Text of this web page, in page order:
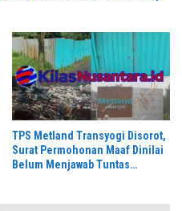
TPS Metland Transyogi Disorot,
Surat Permohonan Maaf Dinilai
Belum Menjawab Tuntas